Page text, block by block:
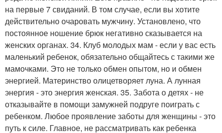
на первые 7 свиданий. В том случае, если вы хотите
действительно очаровать мужчину. Установлено, что
постоянное ношение брюк негативно сказывается на
женских органах. 34. Клуб молодых мам - если у вас есть
маленький ребенок, обязательно общайтесь с такими же
мамочками. Это не только обмен опытом, но и обмен
энергией. Материнство олицетворяет луна. А лунная
энергия - это энергия женская. 35. Забота о детях - не
отказывайте в помощи замужней подруге поиграть с
ребенком. Любое проявление заботы для женщины - это
путь к силе. Главное, не рассматривать как ребенка